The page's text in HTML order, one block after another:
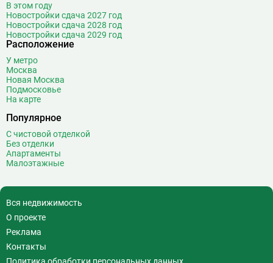
В этом году
Новостройки сдача 2027 год
Новостройки сдача 2028 год
Новостройки сдача 2029 год
Расположение
У метро
Москва
Новая Москва
Подмосковье
На карте
Популярное
С чистовой отделкой
Без отделки
Апартаменты
Малоэтажные
Вся недвижимость
О проекте
Реклама
Контакты